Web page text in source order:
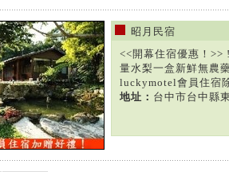
昭月民宿
<<開幕住宿優惠！
量水梨一盒新鮮無農
luckymotel會員住宿
地址： 台中市台中縣